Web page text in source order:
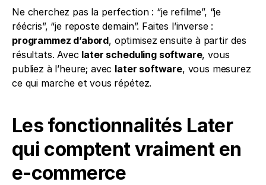
Ne cherchez pas la perfection : “je refilme”, “je
programmez d’abord, optimisez ensuite à partir des
résultats. Avec later scheduling software, vous
publiez à l’heure; avec later software, vous mesurez
ce qui marche et vous répétez.
Les fonctionnalités Later
qui comptent vraiment en
e-commerce